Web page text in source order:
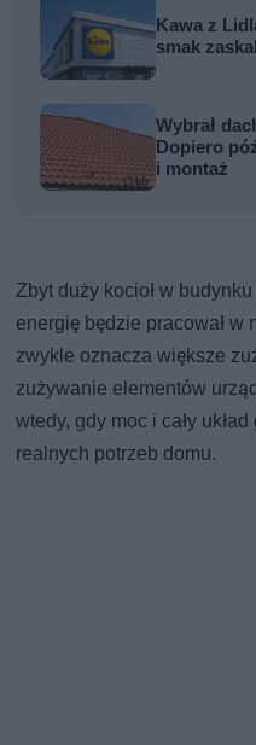
Kawa z
smak
Wybrał
Dopiero
i montaż
Zbyt duży kocioł w
energię będzie pracował
zwykle oznacza większe
zużywanie elementów
wtedy, gdy moc i cały
realnych potrzeb domu.